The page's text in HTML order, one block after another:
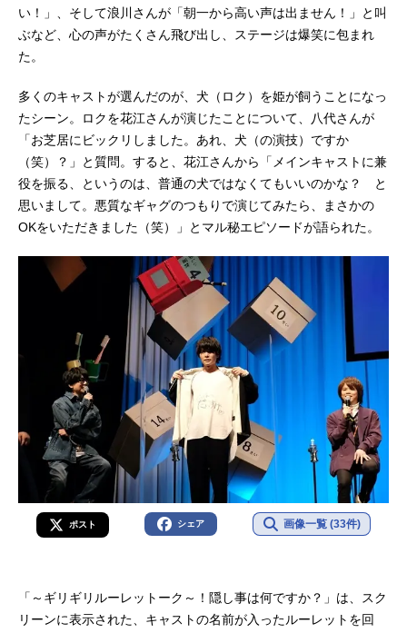
い！」、そして浪川さんが「朝一から高い声は出ません！」と叫
ぶなど、心の声がたくさん飛び出し、ステージは爆笑に包まれ
た。
多くのキャストが選んだのが、犬（ロク）を姫が飼うことになっ
たシーン。ロクを花江さんが演じたことについて、八代さんが
「お芝居にビックリしました。あれ、犬（の演技）ですか
（笑）？」と質問。すると、花江さんから「メインキャストに兼
役を振る、というのは、普通の犬ではなくてもいいのかな？ と
思いまして。悪質なギャグのつもりで演じてみたら、まさかの
OKをいただきました（笑）」とマル秘エピソードが語られた。
ポスト シェア 画像一覧 (33件)
「～ギリギリルーレットーク～！隠し事は何ですか？」は、スク
リーンに表示された、キャストの名前が入ったルーレットを回